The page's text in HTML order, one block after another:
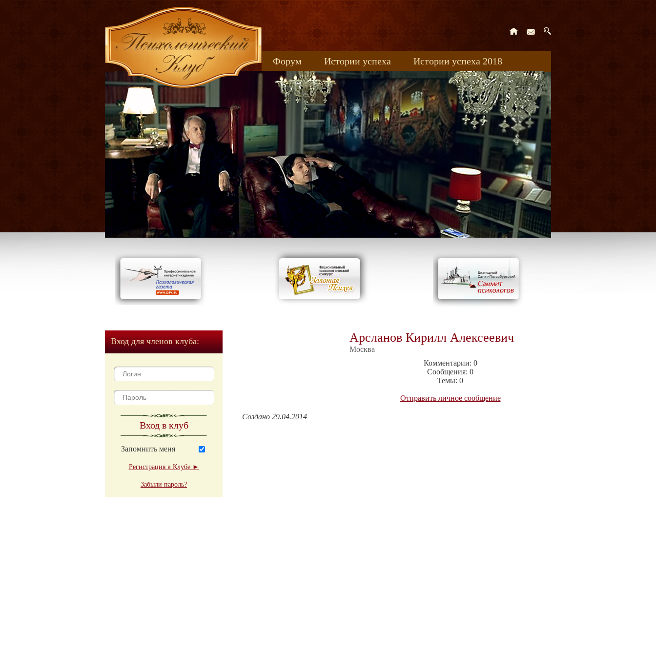
Форум Истории успеха
Истории успеха 2018
Книжные новинки
uspeh_2017
Вход для членов клуба:
Вход в клуб
Запомнить меня
Регистрация в Клубе ►
Забыли пароль?
Арсланов Кирилл Алексеевич
Москва
Комментарии: 0
Сообщения: 0
Темы: 0
Отправить личное сообщение
Создано 29.04.2014